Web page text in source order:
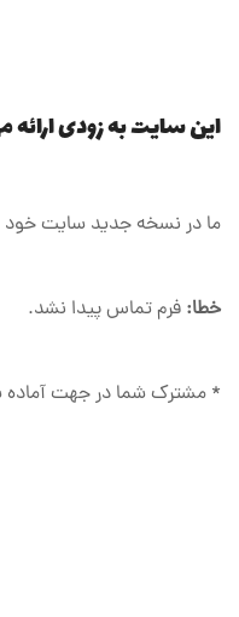
این سایت به زودی
ما در نسخه جدید سایت خود
خطا: فرم تماس پیدا نشد.
* مشترک شما در جهت